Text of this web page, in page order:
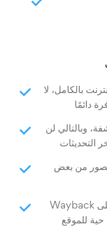
بالكامل، لا
دائمًا
وبالتالي لن
التحديثات
من بعض
لا يمكنك عادةً شراء أشياء من على Wayback